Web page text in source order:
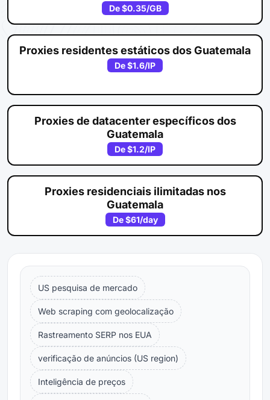
De$0.35/GB
Proxies residentes estáticos dos Guatemala
De$1.6/IP
Proxies de datacenter específicos dos
Guatemala
De$1.2/IP
Proxies residenciais ilimitadas nos
Guatemala
De$61/day
US pesquisa de mercado
Web scraping com geolocalização
Rastreamento SERP nos EUA
verificação de anúncios (US region)
Inteligência de preços